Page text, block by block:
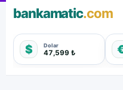
bankamatic.com
$ Dolar
47,599 ₺